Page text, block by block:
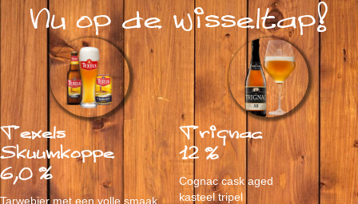
Nu op de wisseltap!
Texels
Skuumkoppe
6,0 %
Tarwebier met een volle smaak
Trignac
12 %
Cognac cask aged
kasteel tripel